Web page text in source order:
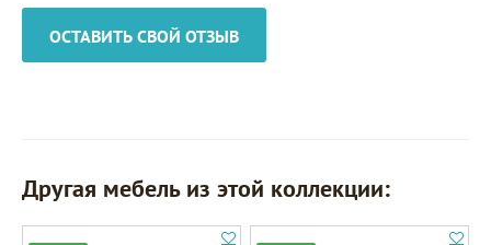
ОСТАВИТЬ СВОЙ ОТЗЫВ
Другая мебель из этой коллекции: